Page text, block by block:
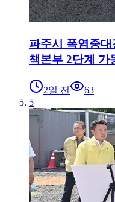
파주시 폭염중
책본부 2단계 가
2일 전
63
5